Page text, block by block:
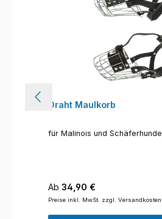
Draht Maulkorb
für Malinois und Schäferhunde
Regulärer Preis:
Ab 34,90 €
Preise inkl. MwSt. zzgl. Versandkosten